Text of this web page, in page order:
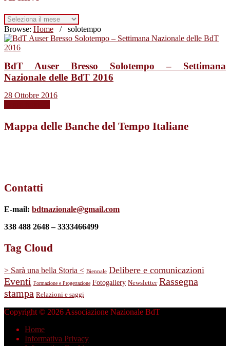
Archivi
Browse: Home / solotempo
BdT Auser Bresso Solotempo – Settimana
Nazionale delle BdT 2016
28 Ottobre 2016
Mappa delle Banche del Tempo Italiane
Contatti
E-mail: bdtnazionale@gmail.com
338 488 2648 – 3333466499
Tag Cloud
> Sarà una bella Storia < Biennale Delibere e comunicazioni
Eventi Formazione e Progettazione Fotogallery Newsletter Rassegna
stampa Relazioni e saggi
Copyright © 2026 Associazione Nazionale BdT
Home
Informativa Privacy